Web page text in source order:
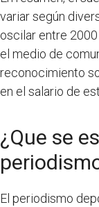
variar según
oscilar entre
el medio de
reconocimiento
en el salario de
¿Que se
El periodismo